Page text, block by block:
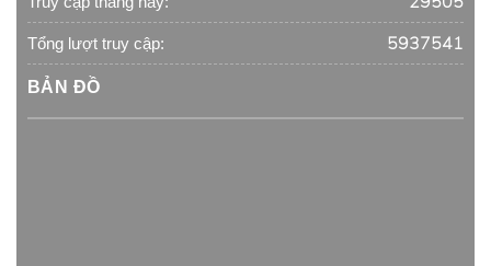
Tổng lượt truy cập: 5937541
BẢN ĐỒ